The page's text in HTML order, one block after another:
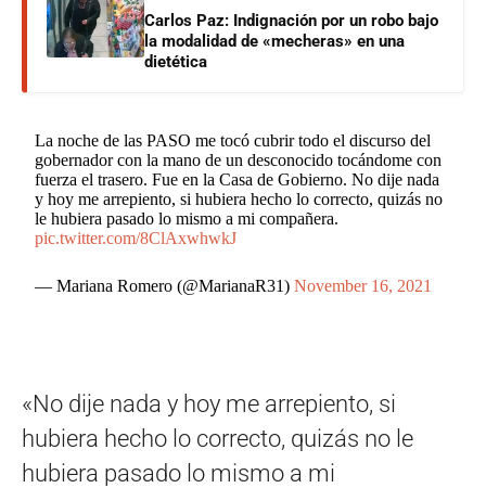
Carlos Paz: Indignación por un robo bajo
la modalidad de «mecheras» en una
dietética
La noche de las PASO me tocó cubrir todo el discurso del
gobernador con la mano de un desconocido tocándome con
fuerza el trasero. Fue en la Casa de Gobierno. No dije nada
y hoy me arrepiento, si hubiera hecho lo correcto, quizás no
le hubiera pasado lo mismo a mi compañera.
pic.twitter.com/8ClAxwhwkJ
— Mariana Romero (@MarianaR31)November 16, 2021
«No dije nada y hoy me arrepiento, si
hubiera hecho lo correcto, quizás no le
hubiera pasado lo mismo a mi